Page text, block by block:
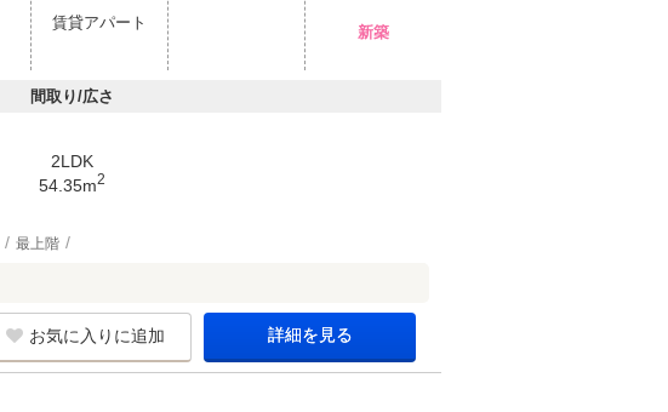
賃貸アパート
新築
間取り/広さ
2LDK
54.35m2
最上階
お気に入りに追加 詳細を見る